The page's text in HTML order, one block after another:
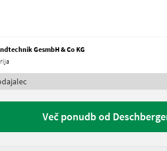
GesmbH & Co KG
Več ponudb od